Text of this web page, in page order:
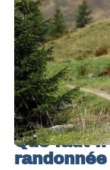
Que faut-